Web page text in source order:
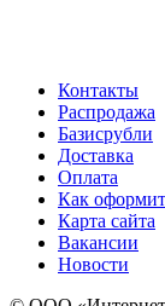
Контакты
Распродажа
Базисрубли
Доставка
Оплата
Как
Карта сайта
Вакансии
Новости